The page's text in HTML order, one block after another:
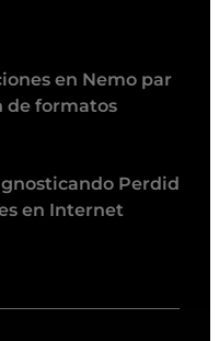
en Nemo par
de formatos
Perdid
en Internet